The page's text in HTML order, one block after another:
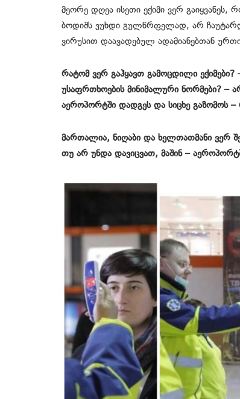
მეორე დღეა ისეთი ექიმი ვერ გაიყვანეს,
ბოდიშს ვუხდი გულწრფელად, არ
ვირუსით დაავადებულ ადამიანებთან
რატომ ვერ გაჰყავთ გამოცდილი
უსაფრთხოების მინიმალური ნორმები? –
აეროპორტში დადგეს და სიცხე გაზომოს
მართალია, ნიღაბი და ხელთათმანი ვერ
თუ არ უნდა დავიცვათ, მაშინ –